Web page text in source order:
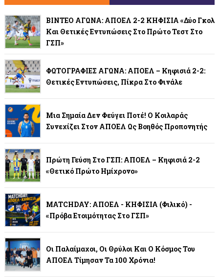
ΒΙΝΤΕΟ ΑΓΩΝΑ: ΑΠΟΕΛ 2-2 ΚΗΦΙΣΙΑ «Δύο Γκολ
Και Θετικές Εντυπώσεις Στο Πρώτο Τεστ Στο
ΓΣΠ»
ΦΩΤΟΓΡΑΦΙΕΣ ΑΓΩΝΑ: ΑΠΟΕΛ – Κηφισιά 2-2:
Θετικές Εντυπώσεις, Πίκρα Στο Φινάλε
Μια Σημαία Δεν Φεύγει Ποτέ! Ο Κοιλαράς
Συνεχίζει Στον ΑΠΟΕΛ Ως Βοηθός Προπονητής
Πρώτη Γεύση Στο ΓΣΠ: ΑΠΟΕΛ – Κηφισιά 2-2
«Θετικό Πρώτο Ημίχρονο»
MATCHDAY: ΑΠΟΕΛ - ΚΗΦΙΣΙΑ (φιλικό) -
«Πρόβα Ετοιμότητας Στο ΓΣΠ»
Οι Παλαίμαχοι, Οι Θρύλοι Και Ο Κόσμος Του
ΑΠΟΕΛ Τίμησαν Τα 100 Χρόνια!